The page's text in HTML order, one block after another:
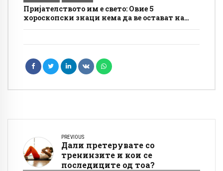
Пријателството им е свето: Овие 5
хороскопски знаци нема да ве остават на
PREVIOUS
Дали претерувате со
тренинзите и кои се
последиците од тоа?